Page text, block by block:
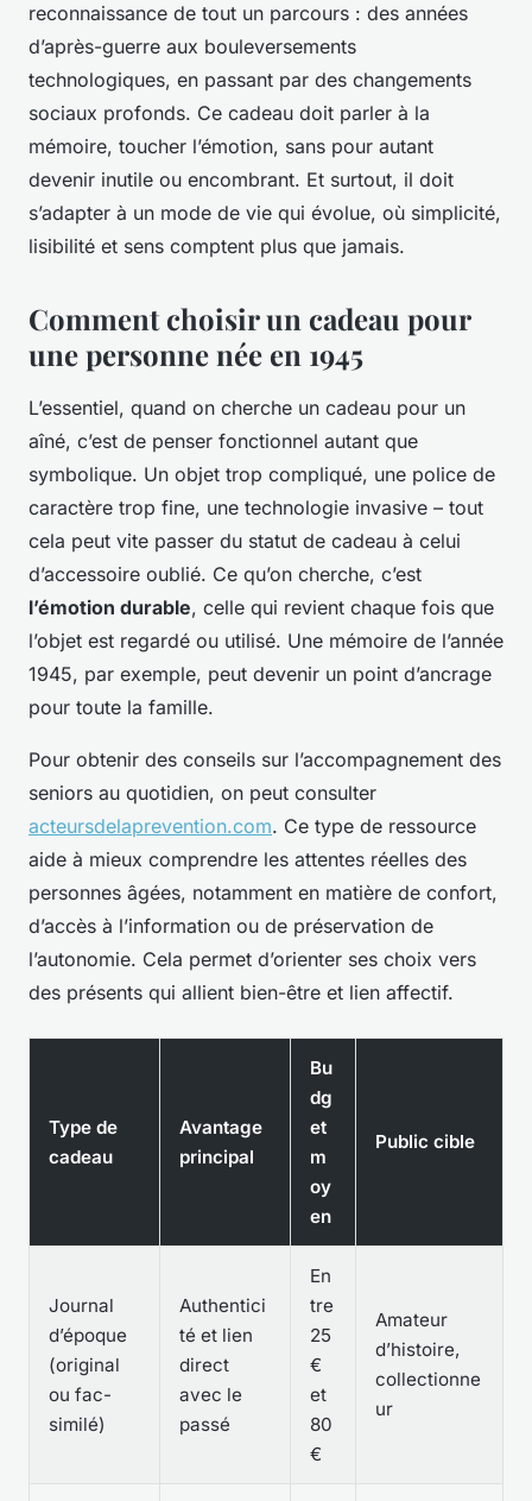
reconnaissance de tout un parcours : des années
d’après-guerre aux bouleversements
technologiques, en passant par des changements
sociaux profonds. Ce cadeau doit parler à la
mémoire, toucher l’émotion, sans pour autant
devenir inutile ou encombrant. Et surtout, il doit
s’adapter à un mode de vie qui évolue, où simplicité,
lisibilité et sens comptent plus que jamais.
Comment choisir un cadeau pour
une personne née en 1945
L’essentiel, quand on cherche un cadeau pour un
aîné, c’est de penser fonctionnel autant que
symbolique. Un objet trop compliqué, une police de
caractère trop fine, une technologie invasive – tout
cela peut vite passer du statut de cadeau à celui
d’accessoire oublié. Ce qu’on cherche, c’est
l’émotion durable, celle qui revient chaque fois que
l’objet est regardé ou utilisé. Une mémoire de l’année
1945, par exemple, peut devenir un point d’ancrage
pour toute la famille.
Pour obtenir des conseils sur l’accompagnement des
seniors au quotidien, on peut consulter
acteursdelaprevention.com. Ce type de ressource
aide à mieux comprendre les attentes réelles des
personnes âgées, notamment en matière de confort,
d’accès à l’information ou de préservation de
l’autonomie. Cela permet d’orienter ses choix vers
des présents qui allient bien-être et lien affectif.
Type de
cadeau
Avantage
principal
Bu
dg
et
m
oy
en
Public cible
Journal
d’époque
(original
ou fac-
similé)
Authentici
té et lien
direct
avec le
passé
En
tre
25
€
et
80
€
Amateur
d’histoire,
collectionne
ur